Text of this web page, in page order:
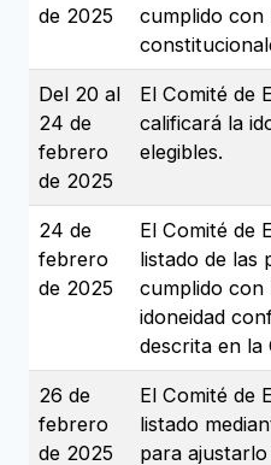
de 2025
cumplido con
Del 20 al
24 de
febrero
de 2025
El Comité de
calificará la
elegibles.
24 de
febrero
de 2025
El Comité de
listado de las
cumplido con
idoneidad
descrita en la
26 de
febrero
de 2025
El Comité de
listado
para